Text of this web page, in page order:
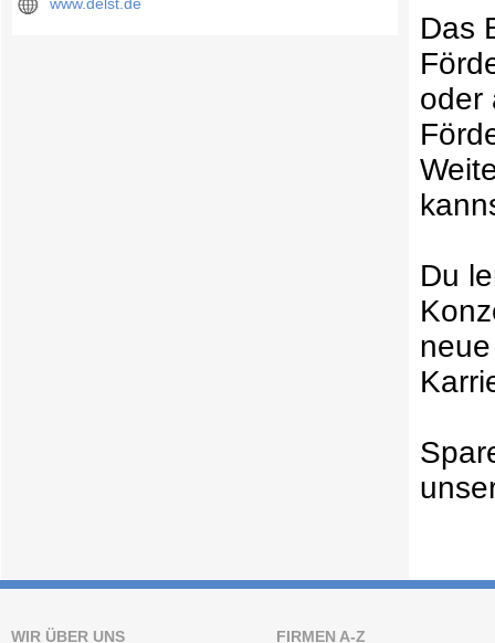
www.delst.de
Das
oder
Du
WIR ÜBER UNS FIRMEN A-Z